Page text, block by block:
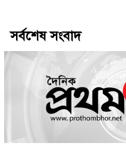
সর্বশেষ সংবাদ